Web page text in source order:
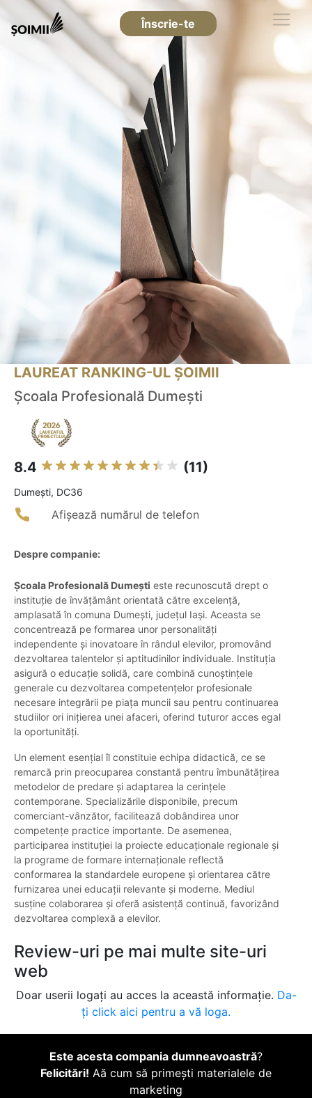
Înscrie-te
LAUREAT RANKING-UL ȘOIMII
Școala Profesională Dumeşti
8.4 (11)
Dumeşti, DC36
Afișează numărul de telefon
Despre companie:
Școala Profesională Dumești este recunoscută drept o
instituție de învățământ orientată către excelență,
amplasată în comuna Dumești, județul Iași. Aceasta se
concentrează pe formarea unor personalități
independente și inovatoare în rândul elevilor, promovând
dezvoltarea talentelor și aptitudinilor individuale. Instituția
asigură o educație solidă, care combină cunoștințele
generale cu dezvoltarea competențelor profesionale
necesare integrării pe piața muncii sau pentru continuarea
studiilor ori inițierea unei afaceri, oferind tuturor acces egal
la oportunități.
Un element esențial îl constituie echipa didactică, ce se
remarcă prin preocuparea constantă pentru îmbunătățirea
metodelor de predare și adaptarea la cerințele
contemporane. Specializările disponibile, precum
comerciant-vânzător, facilitează dobândirea unor
competențe practice importante. De asemenea,
participarea instituției la proiecte educaționale regionale și
la programe de formare internaționale reflectă
conformarea la standardele europene și orientarea către
furnizarea unei educații relevante și moderne. Mediul
susține colaborarea și oferă asistență continuă, favorizând
dezvoltarea complexă a elevilor.
Review-uri pe mai multe site-uri
web
Doar userii logați au acces la această informație. Da-
ți click aici pentru a vă loga.
Este acesta compania dumneavoastră?
Felicitări! Aă cum să primești materialele de
marketing